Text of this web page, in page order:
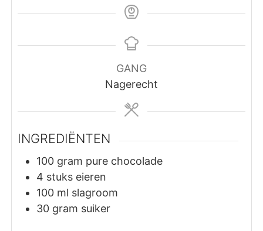
GANG
Nagerecht
INGREDIËNTEN
100 gram pure chocolade
4 stuks eieren
100 ml slagroom
30 gram suiker